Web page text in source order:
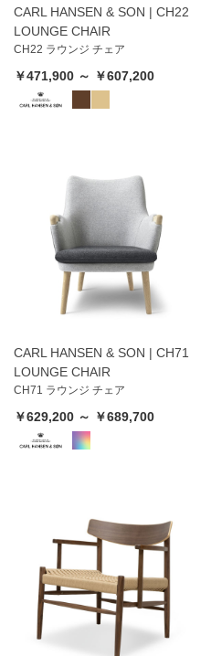
CARL HANSEN & SON | CH22
LOUNGE CHAIR
CH22 ラウンジ チェア
￥471,900 ～ ￥607,200
CARL HANSEN & SON | CH71
LOUNGE CHAIR
CH71 ラウンジ チェア
￥629,200 ～ ￥689,700